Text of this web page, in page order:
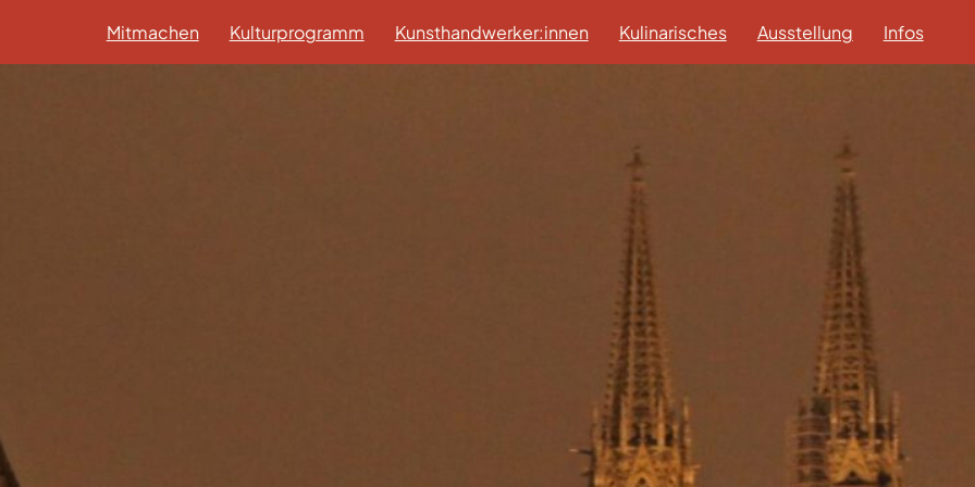
Mitmachen Kulturprogramm Kunsthandwerker:innen Kulinarisches Ausstellung Infos